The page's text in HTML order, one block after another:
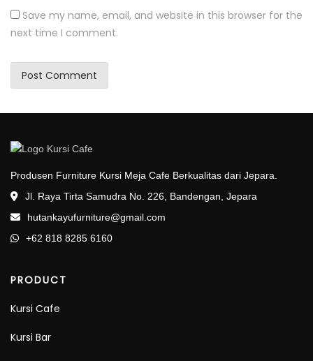
Save my name, email, and website in this browser for the
next time I comment.
Produsen Furniture Kursi Meja Cafe Berkualitas dari Jepara.
Jl. Raya Tirta Samudra No. 226, Bandengan, Jepara
hutankayufurniture@gmail.com
+62 818 8285 6160
PRODUCT
Kursi Cafe
Kursi Bar